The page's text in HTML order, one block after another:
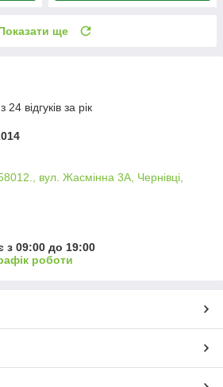
ще
відгуків за рік
вул. Жасмінна 3А, Чернівці,
з 09:00 до 19:00
роботи